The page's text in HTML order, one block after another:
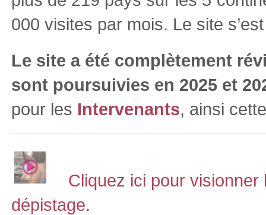
000 visites par mois. Le site
Le site a été complètement
sont poursuivies en 2025 et
pour les Intervenants, ainsi
Cliquez ici pour
dépistage.